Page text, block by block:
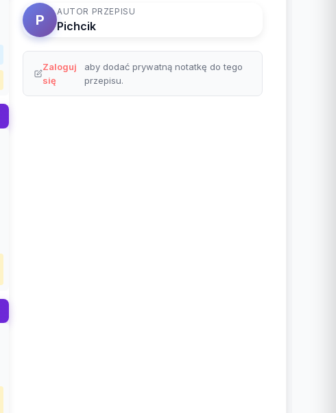
P
AUTOR PRZEPISU
Pichcik
Zaloguj
się
aby dodać prywatną notatkę do tego
przepisu.